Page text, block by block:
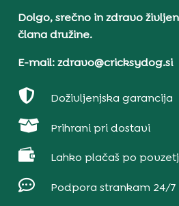
Dolgo, srečno in zdravo
člana družine.
E-mail: zdravo@cricksydog.si
 Doživljenjska garancija
 Prihrani pri dostavi
 Lahko plačaš po
 Podpora strankam 24/7